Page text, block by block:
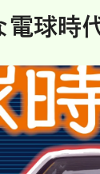
電球時